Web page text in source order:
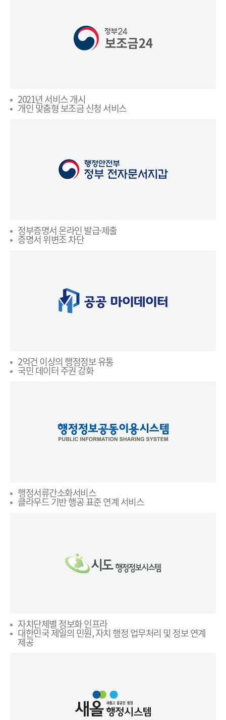
2021년 서비스 개시
개인 맞춤형 보조금 신청 서비스
정부증명서 온라인 발급·제출
증명서 위변조 차단
2억건 이상의 행정정보 유통
국민 데이터 주권 강화
행정서류간소화서비스
클라우드 기반 행공 표준 연계 서비스
자치단체별 정보화 인프라
대한민국 제일의 민원, 자치 행정 업무처리 및 정보 연계
제공